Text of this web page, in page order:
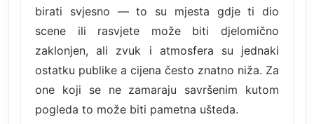
birati svjesno — to su mjesta gdje ti dio
scene ili rasvjete može biti djelomično
zaklonjen, ali zvuk i atmosfera su jednaki
ostatku publike a cijena često znatno niža. Za
one koji se ne zamaraju savršenim kutom
pogleda to može biti pametna ušteda.